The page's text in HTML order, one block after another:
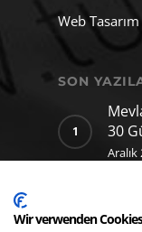
Web Tasarım
SON
30
Aralık
Wir verwenden Cookies